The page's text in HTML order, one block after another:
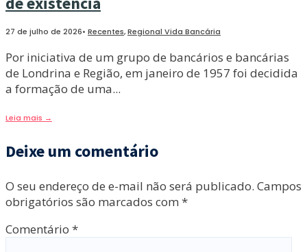
27 de julho de 2026• Recentes,Regional Vida Bancária
Por iniciativa de um grupo de bancários e bancárias
de Londrina e Região, em janeiro de 1957 foi decidida
a formação de uma...
Leia mais →
Deixe um comentário
O seu endereço de e-mail não será publicado. Campos
obrigatórios são marcados com *
Comentário *